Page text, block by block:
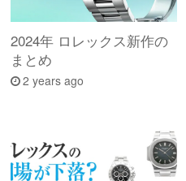
2024年 ロレックス新作の
まとめ
2 years ago